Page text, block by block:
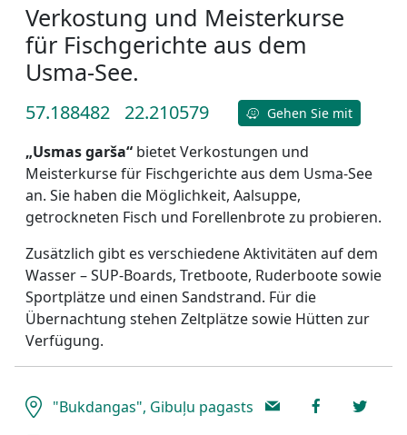
Verkostung und Meisterkurse
für Fischgerichte aus dem
Usma-See.
57.188482 22.210579 Gehen Sie mit
„Usmas garša“ bietet Verkostungen und
Meisterkurse für Fischgerichte aus dem Usma-See
an. Sie haben die Möglichkeit, Aalsuppe,
getrockneten Fisch und Forellenbrote zu probieren.
Zusätzlich gibt es verschiedene Aktivitäten auf dem
Wasser – SUP-Boards, Tretboote, Ruderboote sowie
Sportplätze und einen Sandstrand. Für die
Übernachtung stehen Zeltplätze sowie Hütten zur
Verfügung.
"Bukdangas", Gibuļu pagasts